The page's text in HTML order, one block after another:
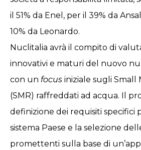
il 51% da Enel, per il 39% da
10% da Leonardo.
Nuclitalia avrà il compito di
innovativi e maturi del nuovo
con un focus iniziale sugli
(SMR) raffreddati ad acqua. Il
definizione dei requisiti specifici
sistema Paese e la selezione
promettenti sulla base di